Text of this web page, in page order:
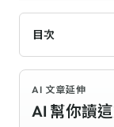
目次
AI 文章延伸
AI 幫你讀